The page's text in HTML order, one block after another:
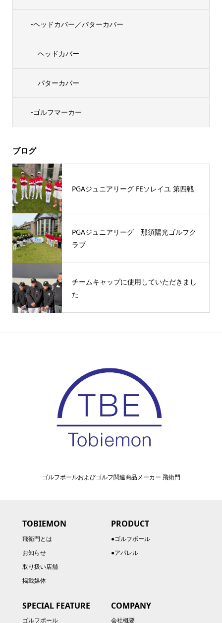
-ヘッドカバー／パターカバー
ヘッドカバー
パターカバー
-ゴルフマーカー
ブログ
PGAジュニアリーグ FEソレイユ 第四戦
PGAジュニアリーグ 那須陽光ゴルフク
ラブ
チームキャップに使用していただきまし
た
ゴルフボールおよびゴルフ関連商品メーカー 飛衛門
TOBIEMON
飛衛門とは
お知らせ
取り扱い店舗
掲載媒体
PRODUCT
●ゴルフボール
●アパレル
SPECIAL FEATURE
ゴルフボール
COMPANY
会社概要